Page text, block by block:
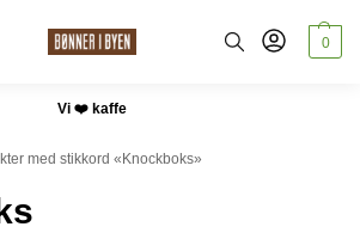
0
Vi ❤️ kaffe
med stikkord «Knockboks»